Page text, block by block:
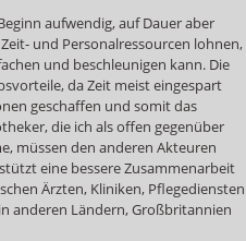
aufwendig, auf Dauer aber
und Personalressourcen lohnen,
und beschleunigen kann. Die
da Zeit meist eingespart
geschaffen und somit das
die ich als offen gegenüber
müssen den anderen Akteuren
eine bessere Zusammenarbeit
Ärzten, Kliniken, Pflegediensten
anderen Ländern, Großbritannien